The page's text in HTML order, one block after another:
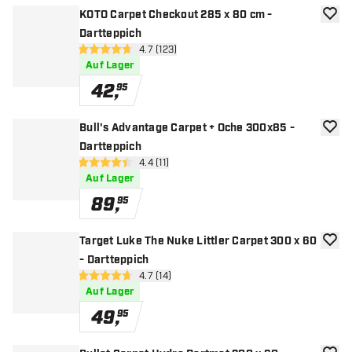
KOTO Carpet Checkout 285 x 80 cm -
Dartteppich
Bewertungsbereich öffnen
4.7 Bewertungssterne
4.7 (123)
Auf Lager
42,95
Zur
Bull's Advantage Carpet + Oche 300x85 -
Dartteppich
Bewertungsbereich öffnen
4.4 Bewertungssterne
4.4 (11)
Auf Lager
89,95
Zur
Target Luke The Nuke Littler Carpet 300 x 60
- Dartteppich
Bewertungsbereich öffnen
4.7 Bewertungssterne
4.7 (14)
Auf Lager
49,95
Zur